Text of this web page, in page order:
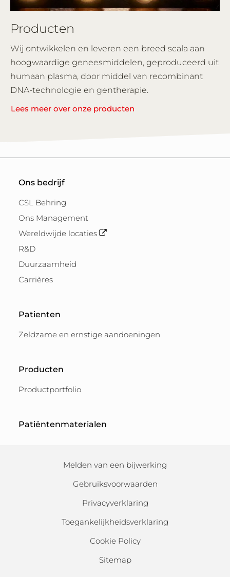
Producten
Wij ontwikkelen en leveren een breed scala aan
hoogwaardige geneesmiddelen, geproduceerd uit
humaan plasma, door middel van recombinant
DNA-technologie en gentherapie.
Lees meer over onze producten
Ons bedrijf
CSL Behring
Ons Management
Wereldwijde locaties
R&D
Duurzaamheid
Carrières
Patienten
Zeldzame en ernstige aandoeningen
Producten
Productportfolio
Patiëntenmaterialen
Melden van een bijwerking
Gebruiksvoorwaarden
Privacyverklaring
Toegankelijkheidsverklaring
Cookie Policy
Sitemap